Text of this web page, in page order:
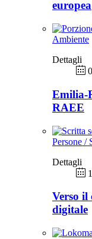
europea
Ambiente
Dettagli
Emilia-
RAEE
Persone /
Dettagli
Verso
digitale